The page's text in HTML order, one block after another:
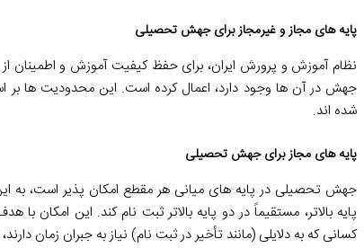
پایه های مجاز و غیرمجاز برای جهش تحصیلی
نظام آموزش و پرورش ایران، برای حفظ کیفیت آموزش و اطمینان
جهش در آن ها وجود دارد، اعمال کرده است. این محدودیت ها
شده اند.
پایه های مجاز برای جهش تحصیلی
جهش تحصیلی در پایه های میانی هر مقطع امکان پذیر است، به
پایه بالاتر، مستقیماً در دو پایه بالاتر ثبت نام کند. این امکان
کسانی که به دلایلی (مانند تأخیر در ثبت نام) نیاز به جبران زمان